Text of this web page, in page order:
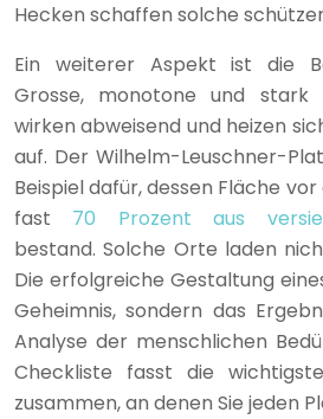
Hecken schaffen solche
Ein weiterer Aspekt ist die
Grosse, monotone und stark
wirken abweisend und heizen
auf. Der Wilhelm-Leuschner-
Beispiel dafür, dessen Fläche
fast 70 Prozent aus
bestand. Solche Orte laden
Die erfolgreiche Gestaltung
Geheimnis, sondern das
Analyse der menschlichen
Checkliste fasst die
zusammen, an denen Sie jeden